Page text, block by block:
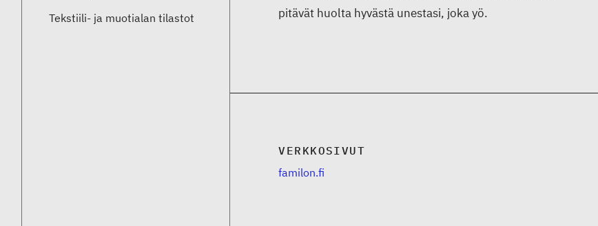
Tekstiili- ja muotialan tilastot
pitävät huolta hyvästä unestasi, joka yö.
VERKKOSIVUT
familon.fi